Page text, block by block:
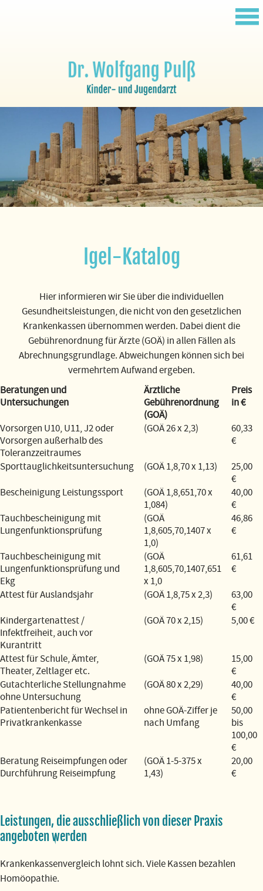
Igel-Katalog
Hier informieren wir Sie über die individuellen
Gesundheitsleistungen, die nicht von den gesetzlichen
Krankenkassen übernommen werden. Dabei dient die
Gebührenordnung für Ärzte (GOÄ) in allen Fällen als
Abrechnungsgrundlage. Abweichungen können sich bei
vermehrtem Aufwand ergeben.
Beratungen und
Untersuchungen
Ärztliche
Gebührenordnung
(GOÄ)
Preis
in €
Vorsorgen U10, U11, J2 oder
Vorsorgen außerhalb des
Toleranzzeitraumes
(GOÄ 26 x 2,3)
60,33
€
Sporttauglichkeitsuntersuchung (GOÄ 1,8,70 x 1,13)
25,00
€
Bescheinigung Leistungssport
(GOÄ 1,8,651,70 x
1,084)
40,00
€
Tauchbescheinigung mit
Lungenfunktionsprüfung
(GOÄ
1,8,605,70,1407 x
1,0)
46,86
€
Tauchbescheinigung mit
Lungenfunktionsprüfung und
Ekg
(GOÄ
1,8,605,70,1407,651
x 1,0
61,61
€
Attest für Auslandsjahr (GOÄ 1,8,75 x 2,3)
63,00
€
Kindergartenattest /
Infektfreiheit, auch vor
Kurantritt
(GOÄ 70 x 2,15) 5,00 €
Attest für Schule, Ämter,
Theater, Zeltlager etc.
(GOÄ 75 x 1,98)
15,00
€
Gutachterliche Stellungnahme
ohne Untersuchung
(GOÄ 80 x 2,29)
40,00
€
Patientenbericht für Wechsel in
Privatkrankenkasse
ohne GOÄ-Ziffer je
nach Umfang
50,00
bis
100,00
€
Beratung Reiseimpfungen oder
Durchführung Reiseimpfung
(GOÄ 1-5-375 x
1,43)
20,00
€
Leistungen, die ausschließlich von dieser Praxis
angeboten werden
Krankenkassenvergleich lohnt sich. Viele Kassen bezahlen
Homöopathie.